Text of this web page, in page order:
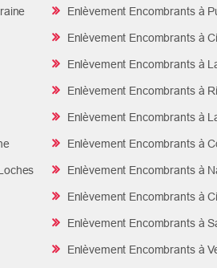
Enlèvement Encombrants à
Enlèvement Encombrants à
Enlèvement Encombrants à
Enlèvement Encombrants à
Enlèvement Encombrants à
Enlèvement Encombrants à
Enlèvement Encombrants à
Enlèvement Encombrants à
Enlèvement Encombrants à
Enlèvement Encombrants à